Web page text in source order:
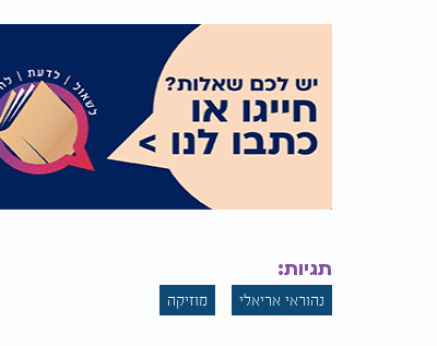
תגיות:
נהוראי אריאלי מוזיקה